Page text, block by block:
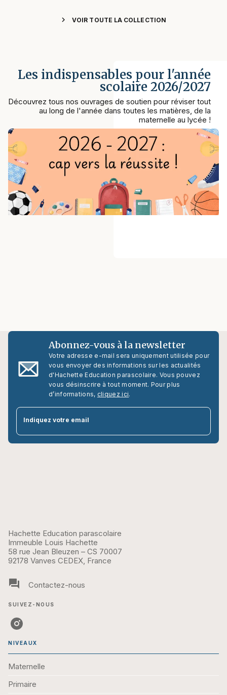
chevron_right VOIR TOUTE LA COLLECTION
Les indispensables pour l'année
scolaire 2026/2027
Découvrez tous nos ouvrages de soutien pour réviser tout
au long de l'année dans toutes les matières, de la
maternelle au lycée !
Abonnez-vous à la newsletter
Votre adresse e-mail sera uniquement utilisée pour
vous envoyer des informations sur les actualités
d'Hachette Education parascolaire. Vous pouvez
vous désinscrire à tout moment. Pour plus
d’informations, cliquez ici.
Indiquez votre email
Hachette Education parascolaire
Immeuble Louis Hachette
58 rue Jean Bleuzen – CS 70007
92178 Vanves CEDEX, France
question_answer Contactez-nous
SUIVEZ-NOUS
NIVEAUX
Maternelle
Primaire